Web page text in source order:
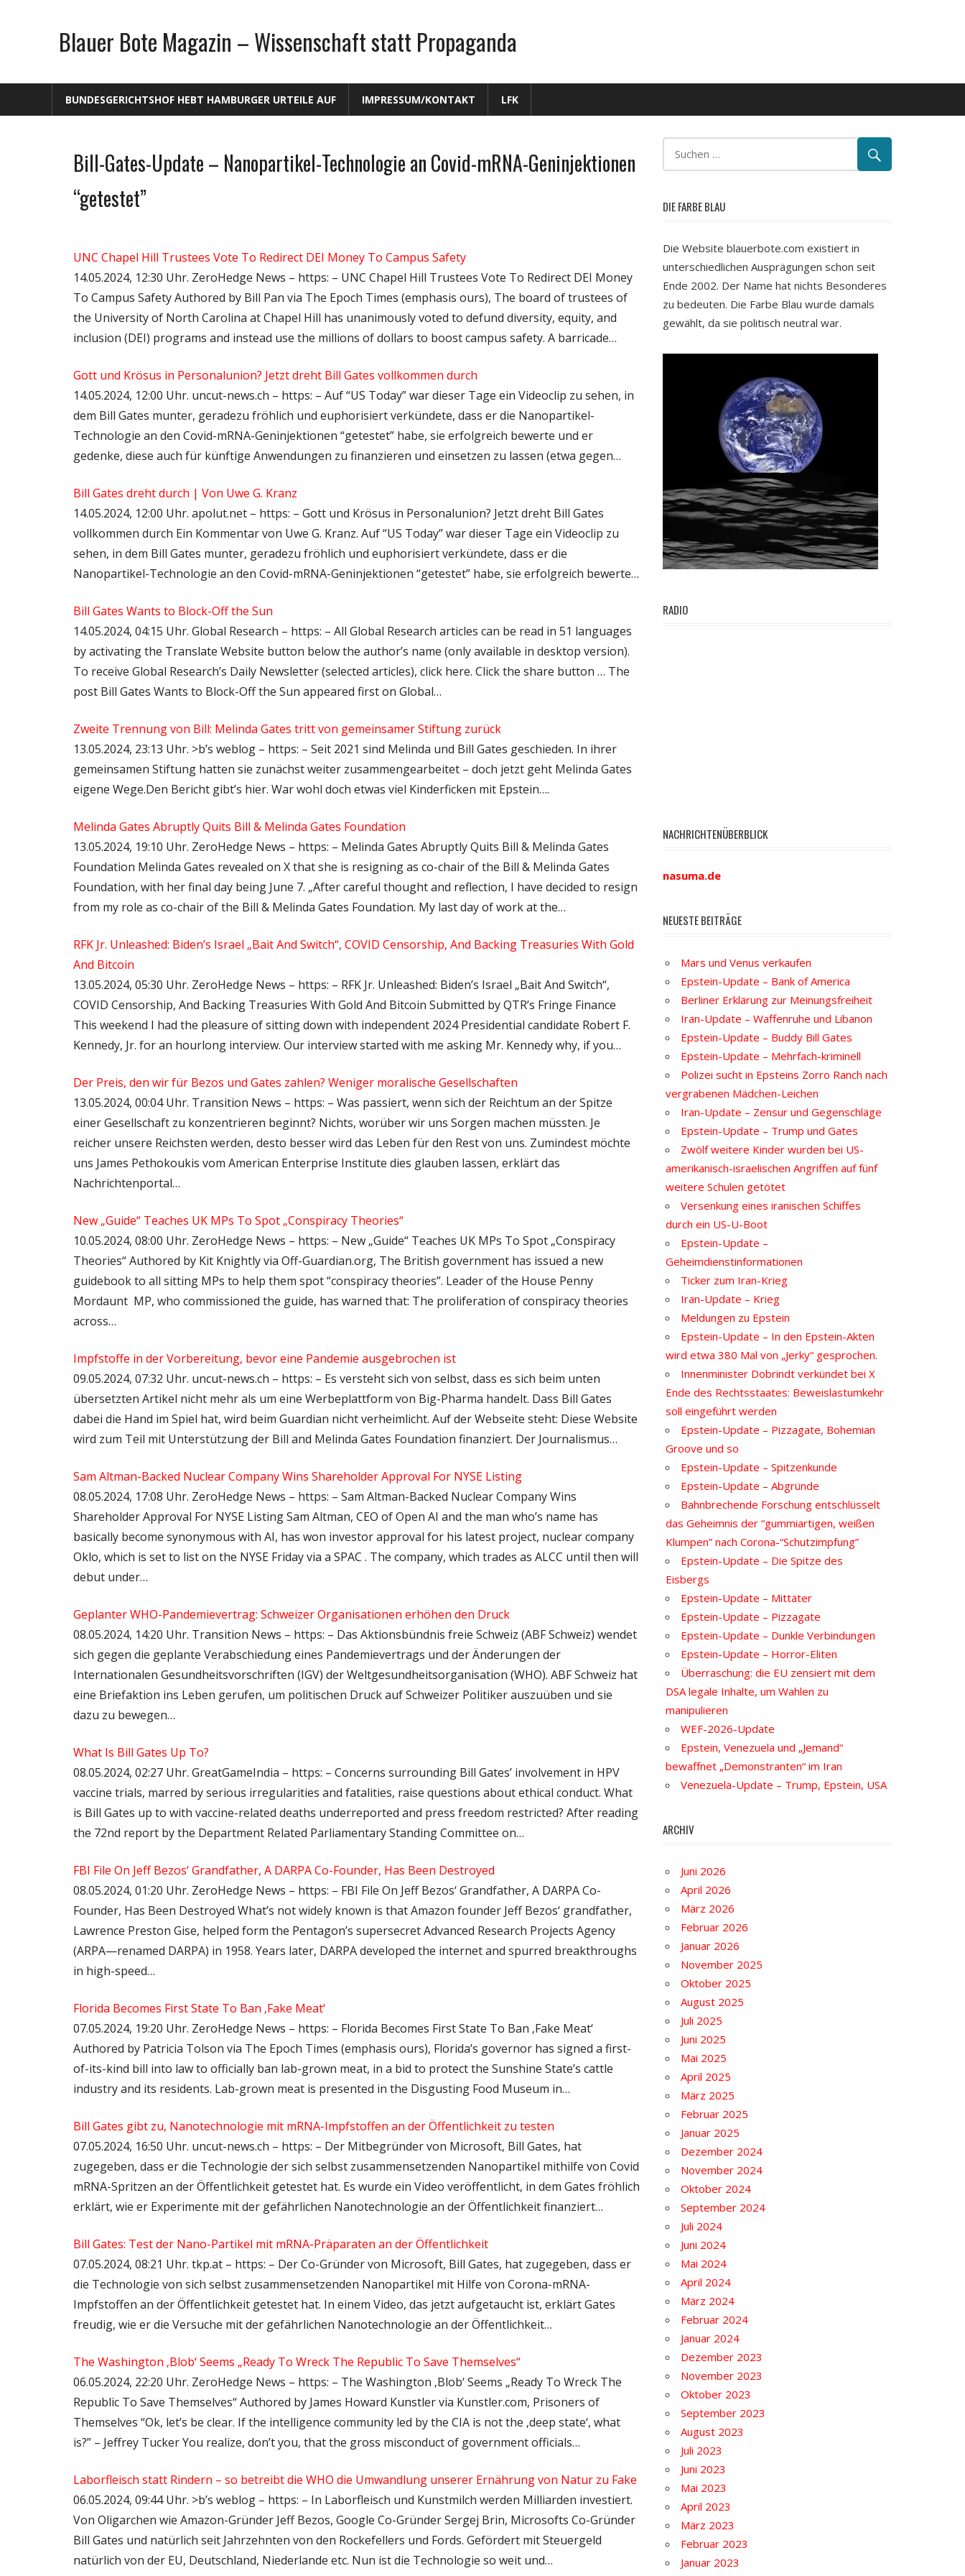
Blauer Bote Magazin – Wissenschaft statt Propaganda
BUNDESGERICHTSHOF HEBT HAMBURGER URTEILE AUF IMPRESSUM/KONTAKT LFK
Gesellschaft
Politik
Wissenschaft
Bill-Gates-Update – Nanopartikel-Technologie an Covid-mRNA-Geninjektionen
“getestet”
UNC Chapel Hill Trustees Vote To Redirect DEI Money To Campus Safety
14.05.2024, 12:30 Uhr. ZeroHedge News – https: – UNC Chapel Hill Trustees Vote To Redirect DEI Money
To Campus Safety Authored by Bill Pan via The Epoch Times (emphasis ours), The board of trustees of
the University of North Carolina at Chapel Hill has unanimously voted to defund diversity, equity, and
inclusion (DEI) programs and instead use the millions of dollars to boost campus safety. A barricade…
Gott und Krösus in Personalunion? Jetzt dreht Bill Gates vollkommen durch
14.05.2024, 12:00 Uhr. uncut-news.ch – https: – Auf “US Today” war dieser Tage ein Videoclip zu sehen, in
dem Bill Gates munter, geradezu fröhlich und euphorisiert verkündete, dass er die Nanopartikel-
Technologie an den Covid-mRNA-Geninjektionen “getestet” habe, sie erfolgreich bewerte und er
gedenke, diese auch für künftige Anwendungen zu finanzieren und einsetzen zu lassen (etwa gegen…
Bill Gates dreht durch | Von Uwe G. Kranz
14.05.2024, 12:00 Uhr. apolut.net – https: – Gott und Krösus in Personalunion? Jetzt dreht Bill Gates
vollkommen durch Ein Kommentar von Uwe G. Kranz. Auf “US Today” war dieser Tage ein Videoclip zu
sehen, in dem Bill Gates munter, geradezu fröhlich und euphorisiert verkündete, dass er die
Nanopartikel-Technologie an den Covid-mRNA-Geninjektionen “getestet” habe, sie erfolgreich bewerte…
Bill Gates Wants to Block-Off the Sun
14.05.2024, 04:15 Uhr. Global Research – https: – All Global Research articles can be read in 51 languages
by activating the Translate Website button below the author’s name (only available in desktop version).
To receive Global Research’s Daily Newsletter (selected articles), click here. Click the share button … The
post Bill Gates Wants to Block-Off the Sun appeared first on Global…
Zweite Trennung von Bill: Melinda Gates tritt von gemeinsamer Stiftung zurück
13.05.2024, 23:13 Uhr. >b’s weblog – https: – Seit 2021 sind Melinda und Bill Gates geschieden. In ihrer
gemeinsamen Stiftung hatten sie zunächst weiter zusammengearbeitet – doch jetzt geht Melinda Gates
eigene Wege.Den Bericht gibt’s hier. War wohl doch etwas viel Kinderficken mit Epstein….
Melinda Gates Abruptly Quits Bill & Melinda Gates Foundation
13.05.2024, 19:10 Uhr. ZeroHedge News – https: – Melinda Gates Abruptly Quits Bill & Melinda Gates
Foundation Melinda Gates revealed on X that she is resigning as co-chair of the Bill & Melinda Gates
Foundation, with her final day being June 7. „After careful thought and reflection, I have decided to resign
from my role as co-chair of the Bill & Melinda Gates Foundation. My last day of work at the…
RFK Jr. Unleashed: Biden’s Israel „Bait And Switch“, COVID Censorship, And Backing Treasuries With Gold
And Bitcoin
13.05.2024, 05:30 Uhr. ZeroHedge News – https: – RFK Jr. Unleashed: Biden’s Israel „Bait And Switch“,
COVID Censorship, And Backing Treasuries With Gold And Bitcoin Submitted by QTR’s Fringe Finance
This weekend I had the pleasure of sitting down with independent 2024 Presidential candidate Robert F.
Kennedy, Jr. for an hourlong interview. Our interview started with me asking Mr. Kennedy why, if you…
Der Preis, den wir für Bezos und Gates zahlen? Weniger moralische Gesellschaften
13.05.2024, 00:04 Uhr. Transition News – https: – Was passiert, wenn sich der Reichtum an der Spitze
einer Gesellschaft zu konzentrieren beginnt? Nichts, worüber wir uns Sorgen machen müssten. Je
reicher unsere Reichsten werden, desto besser wird das Leben für den Rest von uns. Zumindest möchte
uns James Pethokoukis vom American Enterprise Institute dies glauben lassen, erklärt das
Nachrichtenportal…
New „Guide“ Teaches UK MPs To Spot „Conspiracy Theories“
10.05.2024, 08:00 Uhr. ZeroHedge News – https: – New „Guide“ Teaches UK MPs To Spot „Conspiracy
Theories“ Authored by Kit Knightly via Off-Guardian.org, The British government has issued a new
guidebook to all sitting MPs to help them spot “conspiracy theories”. Leader of the House Penny
Mordaunt MP, who commissioned the guide, has warned that: The proliferation of conspiracy theories
across…
Impfstoffe in der Vorbereitung, bevor eine Pandemie ausgebrochen ist
09.05.2024, 07:32 Uhr. uncut-news.ch – https: – Es versteht sich von selbst, dass es sich beim unten
übersetzten Artikel nicht mehr als um eine Werbeplattform von Big-Pharma handelt. Dass Bill Gates
dabei die Hand im Spiel hat, wird beim Guardian nicht verheimlicht. Auf der Webseite steht: Diese Website
wird zum Teil mit Unterstützung der Bill and Melinda Gates Foundation finanziert. Der Journalismus…
Sam Altman-Backed Nuclear Company Wins Shareholder Approval For NYSE Listing
08.05.2024, 17:08 Uhr. ZeroHedge News – https: – Sam Altman-Backed Nuclear Company Wins
Shareholder Approval For NYSE Listing Sam Altman, CEO of Open AI and the man who’s name has
basically become synonymous with AI, has won investor approval for his latest project, nuclear company
Oklo, which is set to list on the NYSE Friday via a SPAC . The company, which trades as ALCC until then will
debut under…
Geplanter WHO-Pandemievertrag: Schweizer Organisationen erhöhen den Druck
08.05.2024, 14:20 Uhr. Transition News – https: – Das Aktionsbündnis freie Schweiz (ABF Schweiz) wendet
sich gegen die geplante Verabschiedung eines Pandemievertrags und der Änderungen der
Internationalen Gesundheitsvorschriften (IGV) der Weltgesundheitsorganisation (WHO). ABF Schweiz hat
eine Briefaktion ins Leben gerufen, um politischen Druck auf Schweizer Politiker auszuüben und sie
dazu zu bewegen…
What Is Bill Gates Up To?
08.05.2024, 02:27 Uhr. GreatGameIndia – https: – Concerns surrounding Bill Gates’ involvement in HPV
vaccine trials, marred by serious irregularities and fatalities, raise questions about ethical conduct. What
is Bill Gates up to with vaccine-related deaths underreported and press freedom restricted? After reading
the 72nd report by the Department Related Parliamentary Standing Committee on…
FBI File On Jeff Bezos‘ Grandfather, A DARPA Co-Founder, Has Been Destroyed
08.05.2024, 01:20 Uhr. ZeroHedge News – https: – FBI File On Jeff Bezos‘ Grandfather, A DARPA Co-
Founder, Has Been Destroyed What’s not widely known is that Amazon founder Jeff Bezos‘ grandfather,
Lawrence Preston Gise, helped form the Pentagon’s supersecret Advanced Research Projects Agency
(ARPA—renamed DARPA) in 1958. Years later, DARPA developed the internet and spurred breakthroughs
in high-speed…
Florida Becomes First State To Ban ‚Fake Meat‘
07.05.2024, 19:20 Uhr. ZeroHedge News – https: – Florida Becomes First State To Ban ‚Fake Meat‘
Authored by Patricia Tolson via The Epoch Times (emphasis ours), Florida’s governor has signed a first-
of-its-kind bill into law to officially ban lab-grown meat, in a bid to protect the Sunshine State’s cattle
industry and its residents. Lab-grown meat is presented in the Disgusting Food Museum in…
Bill Gates gibt zu, Nanotechnologie mit mRNA-Impfstoffen an der Öffentlichkeit zu testen
07.05.2024, 16:50 Uhr. uncut-news.ch – https: – Der Mitbegründer von Microsoft, Bill Gates, hat
zugegeben, dass er die Technologie der sich selbst zusammensetzenden Nanopartikel mithilfe von Covid
mRNA-Spritzen an der Öffentlichkeit getestet hat. Es wurde ein Video veröffentlicht, in dem Gates fröhlich
erklärt, wie er Experimente mit der gefährlichen Nanotechnologie an der Öffentlichkeit finanziert…
Bill Gates: Test der Nano-Partikel mit mRNA-Präparaten an der Öffentlichkeit
07.05.2024, 08:21 Uhr. tkp.at – https: – Der Co-Gründer von Microsoft, Bill Gates, hat zugegeben, dass er
die Technologie von sich selbst zusammensetzenden Nanopartikel mit Hilfe von Corona-mRNA-
Impfstoffen an der Öffentlichkeit getestet hat. In einem Video, das jetzt aufgetaucht ist, erklärt Gates
freudig, wie er die Versuche mit der gefährlichen Nanotechnologie an der Öffentlichkeit…
The Washington ‚Blob‘ Seems „Ready To Wreck The Republic To Save Themselves“
06.05.2024, 22:20 Uhr. ZeroHedge News – https: – The Washington ‚Blob‘ Seems „Ready To Wreck The
Republic To Save Themselves“ Authored by James Howard Kunstler via Kunstler.com, Prisoners of
Themselves “Ok, let’s be clear. If the intelligence community led by the CIA is not the ‚deep state‘, what
is?” – Jeffrey Tucker You realize, don’t you, that the gross misconduct of government officials…
Laborfleisch statt Rindern – so betreibt die WHO die Umwandlung unserer Ernährung von Natur zu Fake
06.05.2024, 09:44 Uhr. >b’s weblog – https: – In Laborfleisch und Kunstmilch werden Milliarden investiert.
Von Oligarchen wie Amazon-Gründer Jeff Bezos, Google Co-Gründer Sergej Brin, Microsofts Co-Gründer
Bill Gates und natürlich seit Jahrzehnten von den Rockefellers und Fords. Gefördert mit Steuergeld
natürlich von der EU, Deutschland, Niederlande etc. Nun ist die Technologie so weit und…
DIE FARBE BLAU
Die Website blauerbote.com existiert in
unterschiedlichen Ausprägungen schon seit
Ende 2002. Der Name hat nichts Besonderes
zu bedeuten. Die Farbe Blau wurde damals
gewählt, da sie politisch neutral war.
RADIO
NACHRICHTENÜBERBLICK
nasuma.de
NEUESTE BEITRÄGE
Mars und Venus verkaufen
Epstein-Update – Bank of America
Berliner Erklärung zur Meinungsfreiheit
Iran-Update – Waffenruhe und Libanon
Epstein-Update – Buddy Bill Gates
Epstein-Update – Mehrfach-kriminell
Polizei sucht in Epsteins Zorro Ranch nach
vergrabenen Mädchen-Leichen
Iran-Update – Zensur und Gegenschläge
Epstein-Update – Trump und Gates
Zwölf weitere Kinder wurden bei US-
amerikanisch-israelischen Angriffen auf fünf
weitere Schulen getötet
Versenkung eines iranischen Schiffes
durch ein US-U-Boot
Epstein-Update –
Geheimdienstinformationen
Ticker zum Iran-Krieg
Iran-Update – Krieg
Meldungen zu Epstein
Epstein-Update – In den Epstein-Akten
wird etwa 380 Mal von „Jerky“ gesprochen.
Innenminister Dobrindt verkündet bei X
Ende des Rechtsstaates: Beweislastumkehr
soll eingeführt werden
Epstein-Update – Pizzagate, Bohemian
Groove und so
Epstein-Update – Spitzenkunde
Epstein-Update – Abgründe
Bahnbrechende Forschung entschlüsselt
das Geheimnis der “gummiartigen, weißen
Klumpen” nach Corona-“Schutzimpfung”
Epstein-Update – Die Spitze des
Eisbergs
Epstein-Update – Mittäter
Epstein-Update – Pizzagate
Epstein-Update – Dunkle Verbindungen
Epstein-Update – Horror-Eliten
Überraschung: die EU zensiert mit dem
DSA legale Inhalte, um Wahlen zu
manipulieren
WEF-2026-Update
Epstein, Venezuela und „Jemand“
bewaffnet „Demonstranten“ im Iran
Venezuela-Update – Trump, Epstein, USA
ARCHIV
Juni 2026
April 2026
März 2026
Februar 2026
Januar 2026
November 2025
Oktober 2025
August 2025
Juli 2025
Juni 2025
Mai 2025
April 2025
März 2025
Februar 2025
Januar 2025
Dezember 2024
November 2024
Oktober 2024
September 2024
Juli 2024
Juni 2024
Mai 2024
April 2024
März 2024
Februar 2024
Januar 2024
Dezember 2023
November 2023
Oktober 2023
September 2023
August 2023
Juli 2023
Juni 2023
Mai 2023
April 2023
März 2023
Februar 2023
Januar 2023